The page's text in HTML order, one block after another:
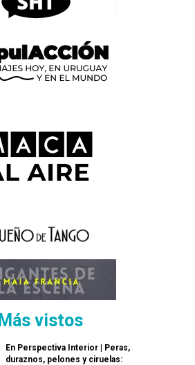
Más vistos
En Perspectiva Interior | Peras,
duraznos, pelones y ciruelas: